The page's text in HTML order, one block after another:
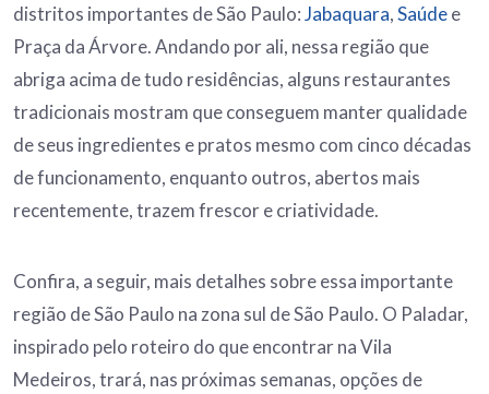
distritos importantes de São Paulo:Jabaquara,Saúdee
Praça da Árvore. Andando por ali, nessa região que
abriga acima de tudo residências, alguns restaurantes
tradicionais mostram que conseguem manter qualidade
de seus ingredientes e pratos mesmo com cinco décadas
de funcionamento, enquanto outros, abertos mais
recentemente, trazem frescor e criatividade.
Confira, a seguir, mais detalhes sobre essa importante
região de São Paulo na zona sul de São Paulo. O Paladar,
inspirado pelo roteiro do que encontrar na Vila
Medeiros, trará, nas próximas semanas, opções de